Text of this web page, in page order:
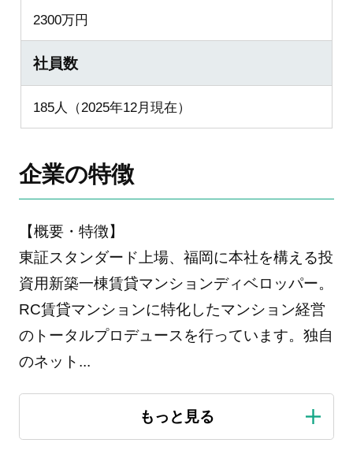
2300万円
社員数
185人（2025年12月現在）
企業の特徴
【概要・特徴】
東証スタンダード上場、福岡に本社を構える投
資用新築一棟賃貸マンションディベロッパー。
RC賃貸マンションに特化したマンション経営
のトータルプロデュースを行っています。独自
のネット ...